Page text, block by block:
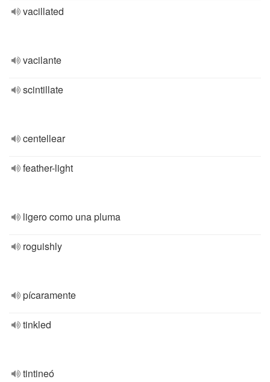
vacillated
vacilante
scintillate
centellear
feather-light
ligero como una pluma
roguishly
pícaramente
tinkled
tintineó